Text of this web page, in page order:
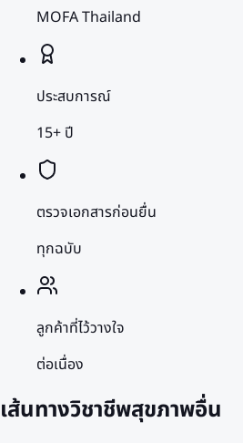
MOFA Thailand
ประสบการณ์
15+ ปี
ตรวจเอกสารก่อนยื่น
ทุกฉบับ
ลูกค้าที่ไว้วางใจ
ต่อเนื่อง
เส้นทางวิชาชีพสุขภาพอื่น